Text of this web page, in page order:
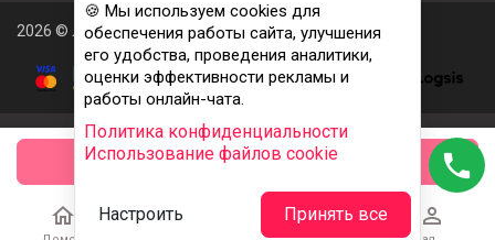
2026 © Люкс Постель
🍪 Мы используем cookies для
обеспечения работы сайта, улучшения
его удобства, проведения аналитики,
оценки эффективности рекламы и
работы онлайн-чата.
Политика конфиденциальности
Использование файлов cookie
Настроить Принять все
phone
заказать
   